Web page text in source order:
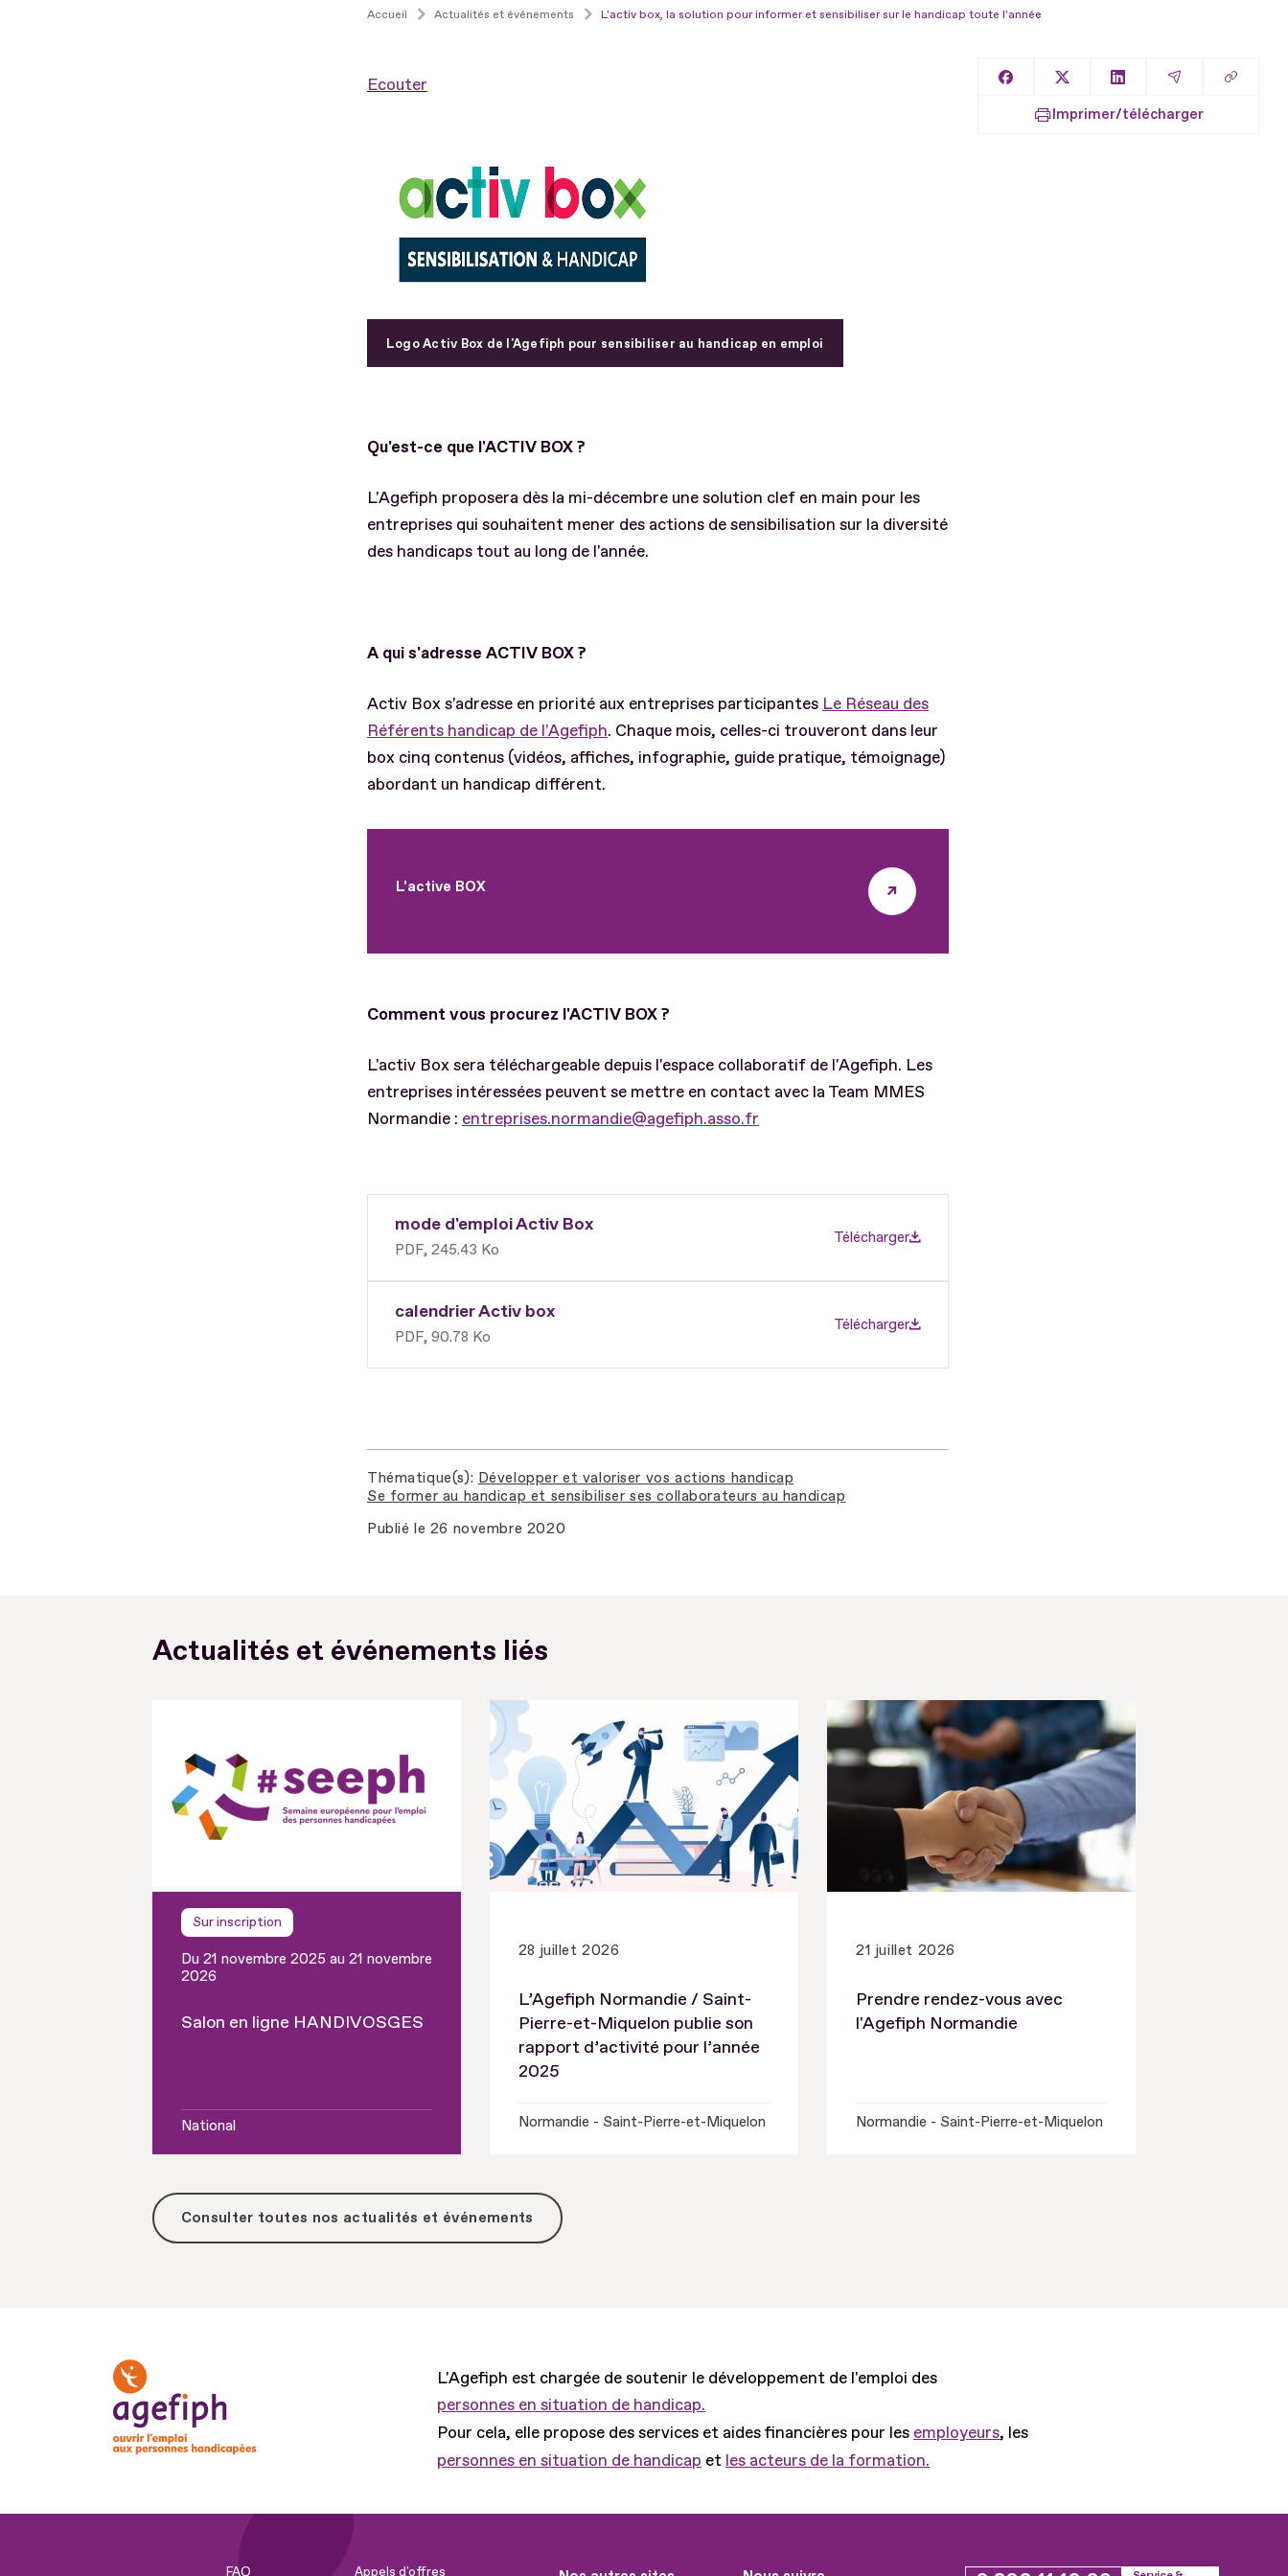
Accueil Actualités et événements L'activ box, la solution pour informer et sensibiliser sur le handicap toute l'année
Ecouter
Logo Activ Box de l'Agefiph pour sensibiliser au handicap en emploi
Qu'est-ce que l'ACTIV BOX ?
L'Agefiph proposera dès la mi-décembre une solution clef en main pour les
entreprises qui souhaitent mener des actions de sensibilisation sur la diversité
des handicaps tout au long de l'année.
A qui s'adresse ACTIV BOX ?
Activ Box s'adresse en priorité aux entreprises participantes Le Réseau des
Référents handicap de l'Agefiph. Chaque mois, celles-ci trouveront dans leur
box cinq contenus (vidéos, affiches, infographie, guide pratique, témoignage)
abordant un handicap différent.
L'active BOX
Comment vous procurez l'ACTIV BOX ?
L'activ Box sera téléchargeable depuis l'espace collaboratif de l'Agefiph. Les
entreprises intéressées peuvent se mettre en contact avec la Team MMES
Normandie : entreprises.normandie@agefiph.asso.fr
mode d'emploi Activ Box
PDF 245.43 Ko
Télécharger
calendrier Activ box
PDF 90.78 Ko
Télécharger
Thématique(s) Développer et valoriser vos actions handicap
Se former au handicap et sensibiliser ses collaborateurs au handicap
Publié le 26 novembre 2020
Partager sur Facebook
Partager sur XPartager sur LinkedIn
Partager par
Copier
Imprimer/télécharger
Actualités et événements liés
Sur inscription
Du 21 novembre 2025 au 21 novembre
2026
Salon en ligne HANDIVOSGES
National
28 juillet 2026
L’Agefiph Normandie / Saint-
Pierre-et-Miquelon publie son
rapport d’activité pour l’année
2025
Normandie - Saint-Pierre-et-Miquelon
21 juillet 2026
Prendre rendez-vous avec
l'Agefiph Normandie
Normandie - Saint-Pierre-et-Miquelon
Consulter toutes nos actualités et événements
L'Agefiph est chargée de soutenir le développement de l'emploi des
personnes en situation de handicap.
Pour cela, elle propose des services et aides financières pour les employeurs, les
personnes en situation de handicap et les acteurs de la formation.
FAQ Appels d'offres